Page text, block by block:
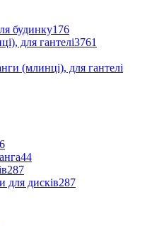
будинку176
для гантелі3761
(млинці), для гантелі
44
287
для дисків287